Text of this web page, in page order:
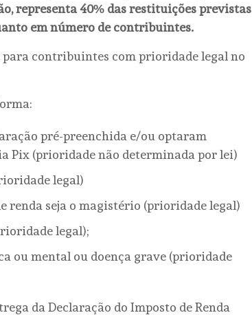
representa 40% das restituições previstas
em número de contribuintes.
para contribuintes com prioridade legal no
pré-preenchida e/ou optaram
Pix (prioridade não determinada por lei)
legal)
renda seja o magistério (prioridade legal)
legal);
ou mental ou doença grave (prioridade
da Declaração do Imposto de Renda